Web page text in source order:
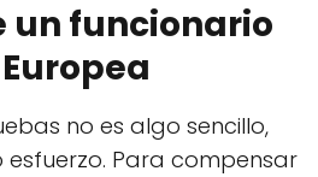
un funcionario
no es algo sencillo,
Para compensar